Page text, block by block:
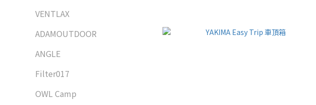
VENTLAX
ADAMOUTDOOR
ANGLE
Filter017
OWL Camp